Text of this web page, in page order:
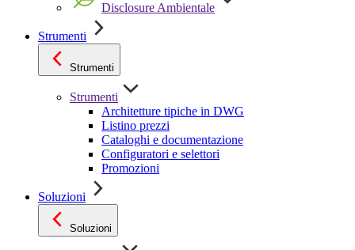
Disclosure Ambientale
Strumenti
Strumenti
Strumenti
Architetture tipiche in DWG
Listino prezzi
Cataloghi e documentazione
Configuratori e selettori
Promozioni
Soluzioni
Soluzioni